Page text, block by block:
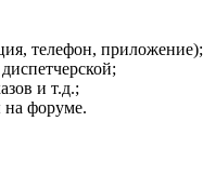
телефон, приложение);
и т.д.;
на форуме.